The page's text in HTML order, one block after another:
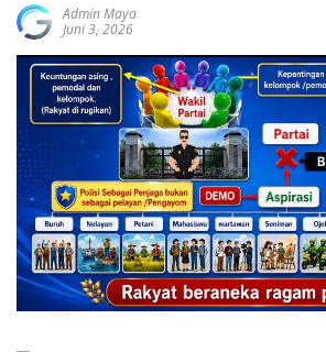
Admin Maya
Juni 3, 2026